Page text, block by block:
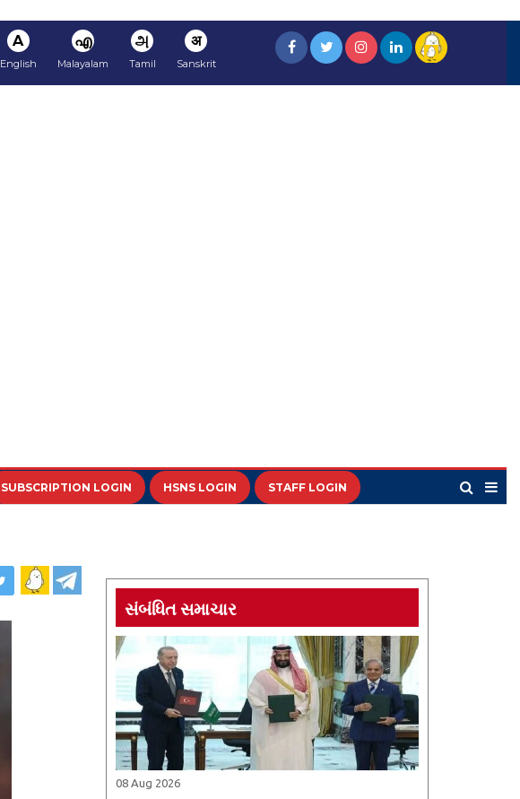
A
English
എ
Malayalam
அ
Tamil
अ
Sanskrit
SUBSCRIPTION LOGIN HSNS LOGIN STAFF LOGIN
સંબંધિત સમાચાર
08 Aug 2026